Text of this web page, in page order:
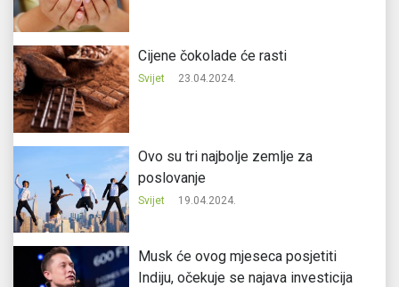
Cijene čokolade će rasti
Svijet 23.04.2024.
Ovo su tri najbolje zemlje za
poslovanje
Svijet 19.04.2024.
Musk će ovog mjeseca posjetiti
Indiju, očekuje se najava investicija